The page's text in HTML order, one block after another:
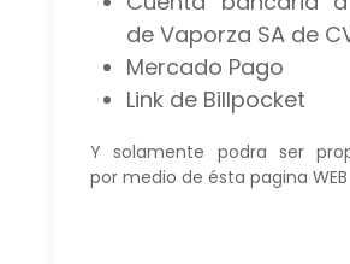
de Vaporza SA de
Mercado Pago
Link de Billpocket
Y solamente podra ser
por medio de ésta pagina WEB